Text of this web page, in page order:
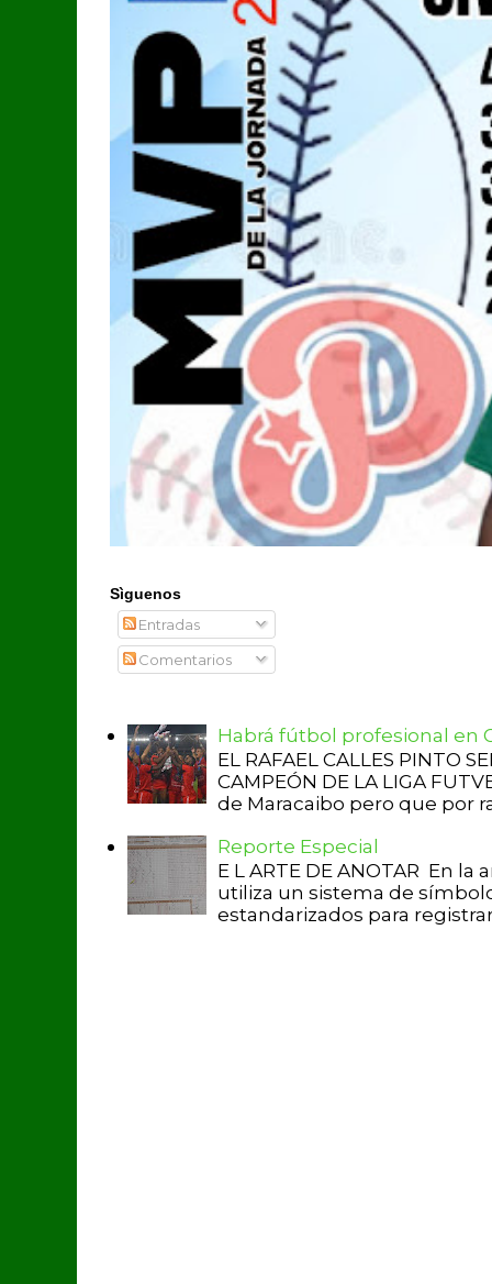
Sìguenos
Entradas
Comentarios
Habrá fútbol profesional en
EL RAFAEL CALLES PINTO
CAMPEÓN DE LA LIGA
de Maracaibo pero que por
Reporte Especial
E L ARTE DE ANOTAR En
utiliza un sistema de
estandarizados para